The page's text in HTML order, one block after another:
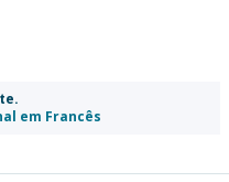
em Francês